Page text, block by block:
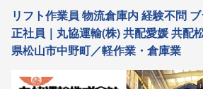
リフト作業員 物流倉庫内 経験不問
正社員｜丸協運輸(株) 共配愛媛 共配
県松山市中野町／軽作業・倉庫業